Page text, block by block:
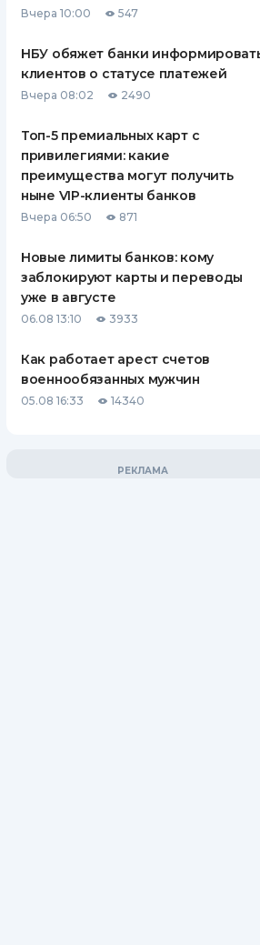
СТРАХОВАНИЮ
ВСЕ СТРАХОВЫЕ ПОЛИСЫ
ОТЗЫВЫ О СТРАХОВЫХ
КОМПАНИЯХ
Вчера 10:00 547
НБУ обяжет банки
клиентов о статусе платежей
Вчера 08:02 2490
Топ-5 премиальных карт с
привилегиями: какие
преимущества могут получить
ныне VIP-клиенты банков
Вчера 06:50 871
Новые лимиты банков: кому
заблокируют карты и переводы
уже в августе
06.08 13:10 3933
Как работает арест счетов
военнообязанных мужчин
05.08 16:33 14340